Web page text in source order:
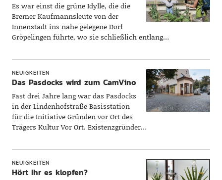
Es war einst die grüne Idylle, die die
Bremer Kaufmannsleute von der
Innenstadt ins nahe gelegene Dorf
Gröpelingen führte, wo sie schließlich entlang…
NEUIGKEITEN
Das Pasdocks wird zum CamVino
Fast drei Jahre lang war das Pasdocks
in der Lindenhofstraße Basisstation
für die Initiative Gründen vor Ort des
Trägers Kultur Vor Ort. Existenzgründer…
NEUIGKEITEN
Hört Ihr es klopfen?